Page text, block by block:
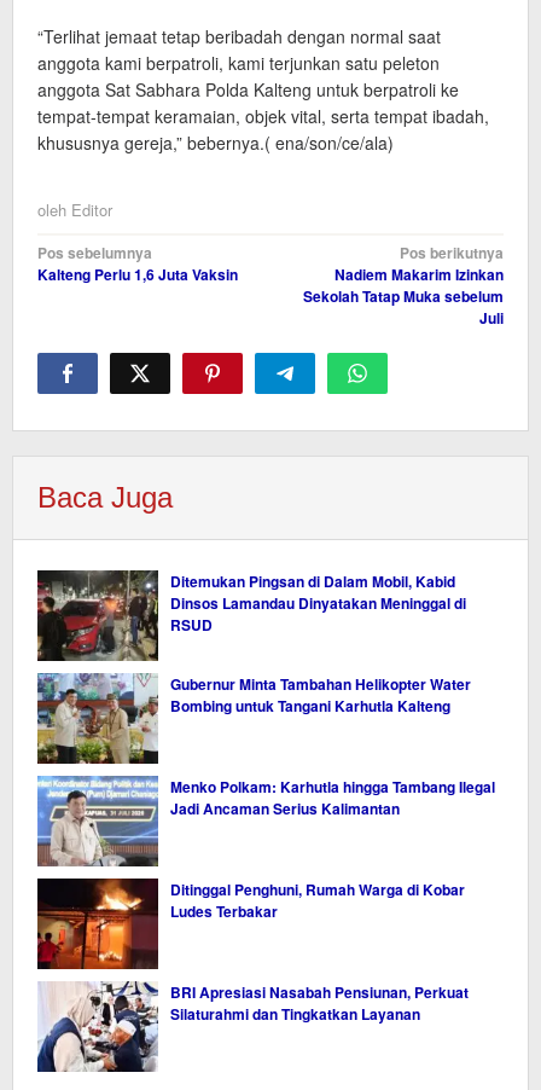
“Terlihat jemaat tetap beribadah dengan normal saat
anggota kami berpatroli, kami terjunkan satu peleton
anggota Sat Sabhara Polda Kalteng untuk berpatroli ke
tempat-tempat keramaian, objek vital, serta tempat ibadah,
khususnya gereja,” bebernya.( ena/son/ce/ala)
oleh Editor
Navigasi
pos
Pos sebelumnya
Kalteng Perlu 1,6 Juta Vaksin
Pos berikutnya
Nadiem Makarim Izinkan
Sekolah Tatap Muka sebelum
Juli
Baca Juga
Ditemukan Pingsan di Dalam Mobil, Kabid
Dinsos Lamandau Dinyatakan Meninggal di
RSUD
Gubernur Minta Tambahan Helikopter Water
Bombing untuk Tangani Karhutla Kalteng
Menko Polkam: Karhutla hingga Tambang Ilegal
Jadi Ancaman Serius Kalimantan
Ditinggal Penghuni, Rumah Warga di Kobar
Ludes Terbakar
BRI Apresiasi Nasabah Pensiunan, Perkuat
Silaturahmi dan Tingkatkan Layanan